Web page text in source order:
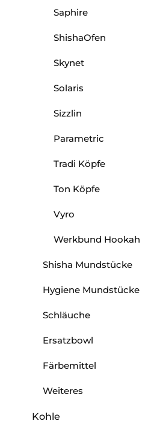
Saphire
ShishaOfen
Skynet
Solaris
Sizzlin
Parametric
Tradi Köpfe
Ton Köpfe
Vyro
Werkbund Hookah
Shisha Mundstücke
Hygiene Mundstücke
Schläuche
Ersatzbowl
Färbemittel
Weiteres
Kohle